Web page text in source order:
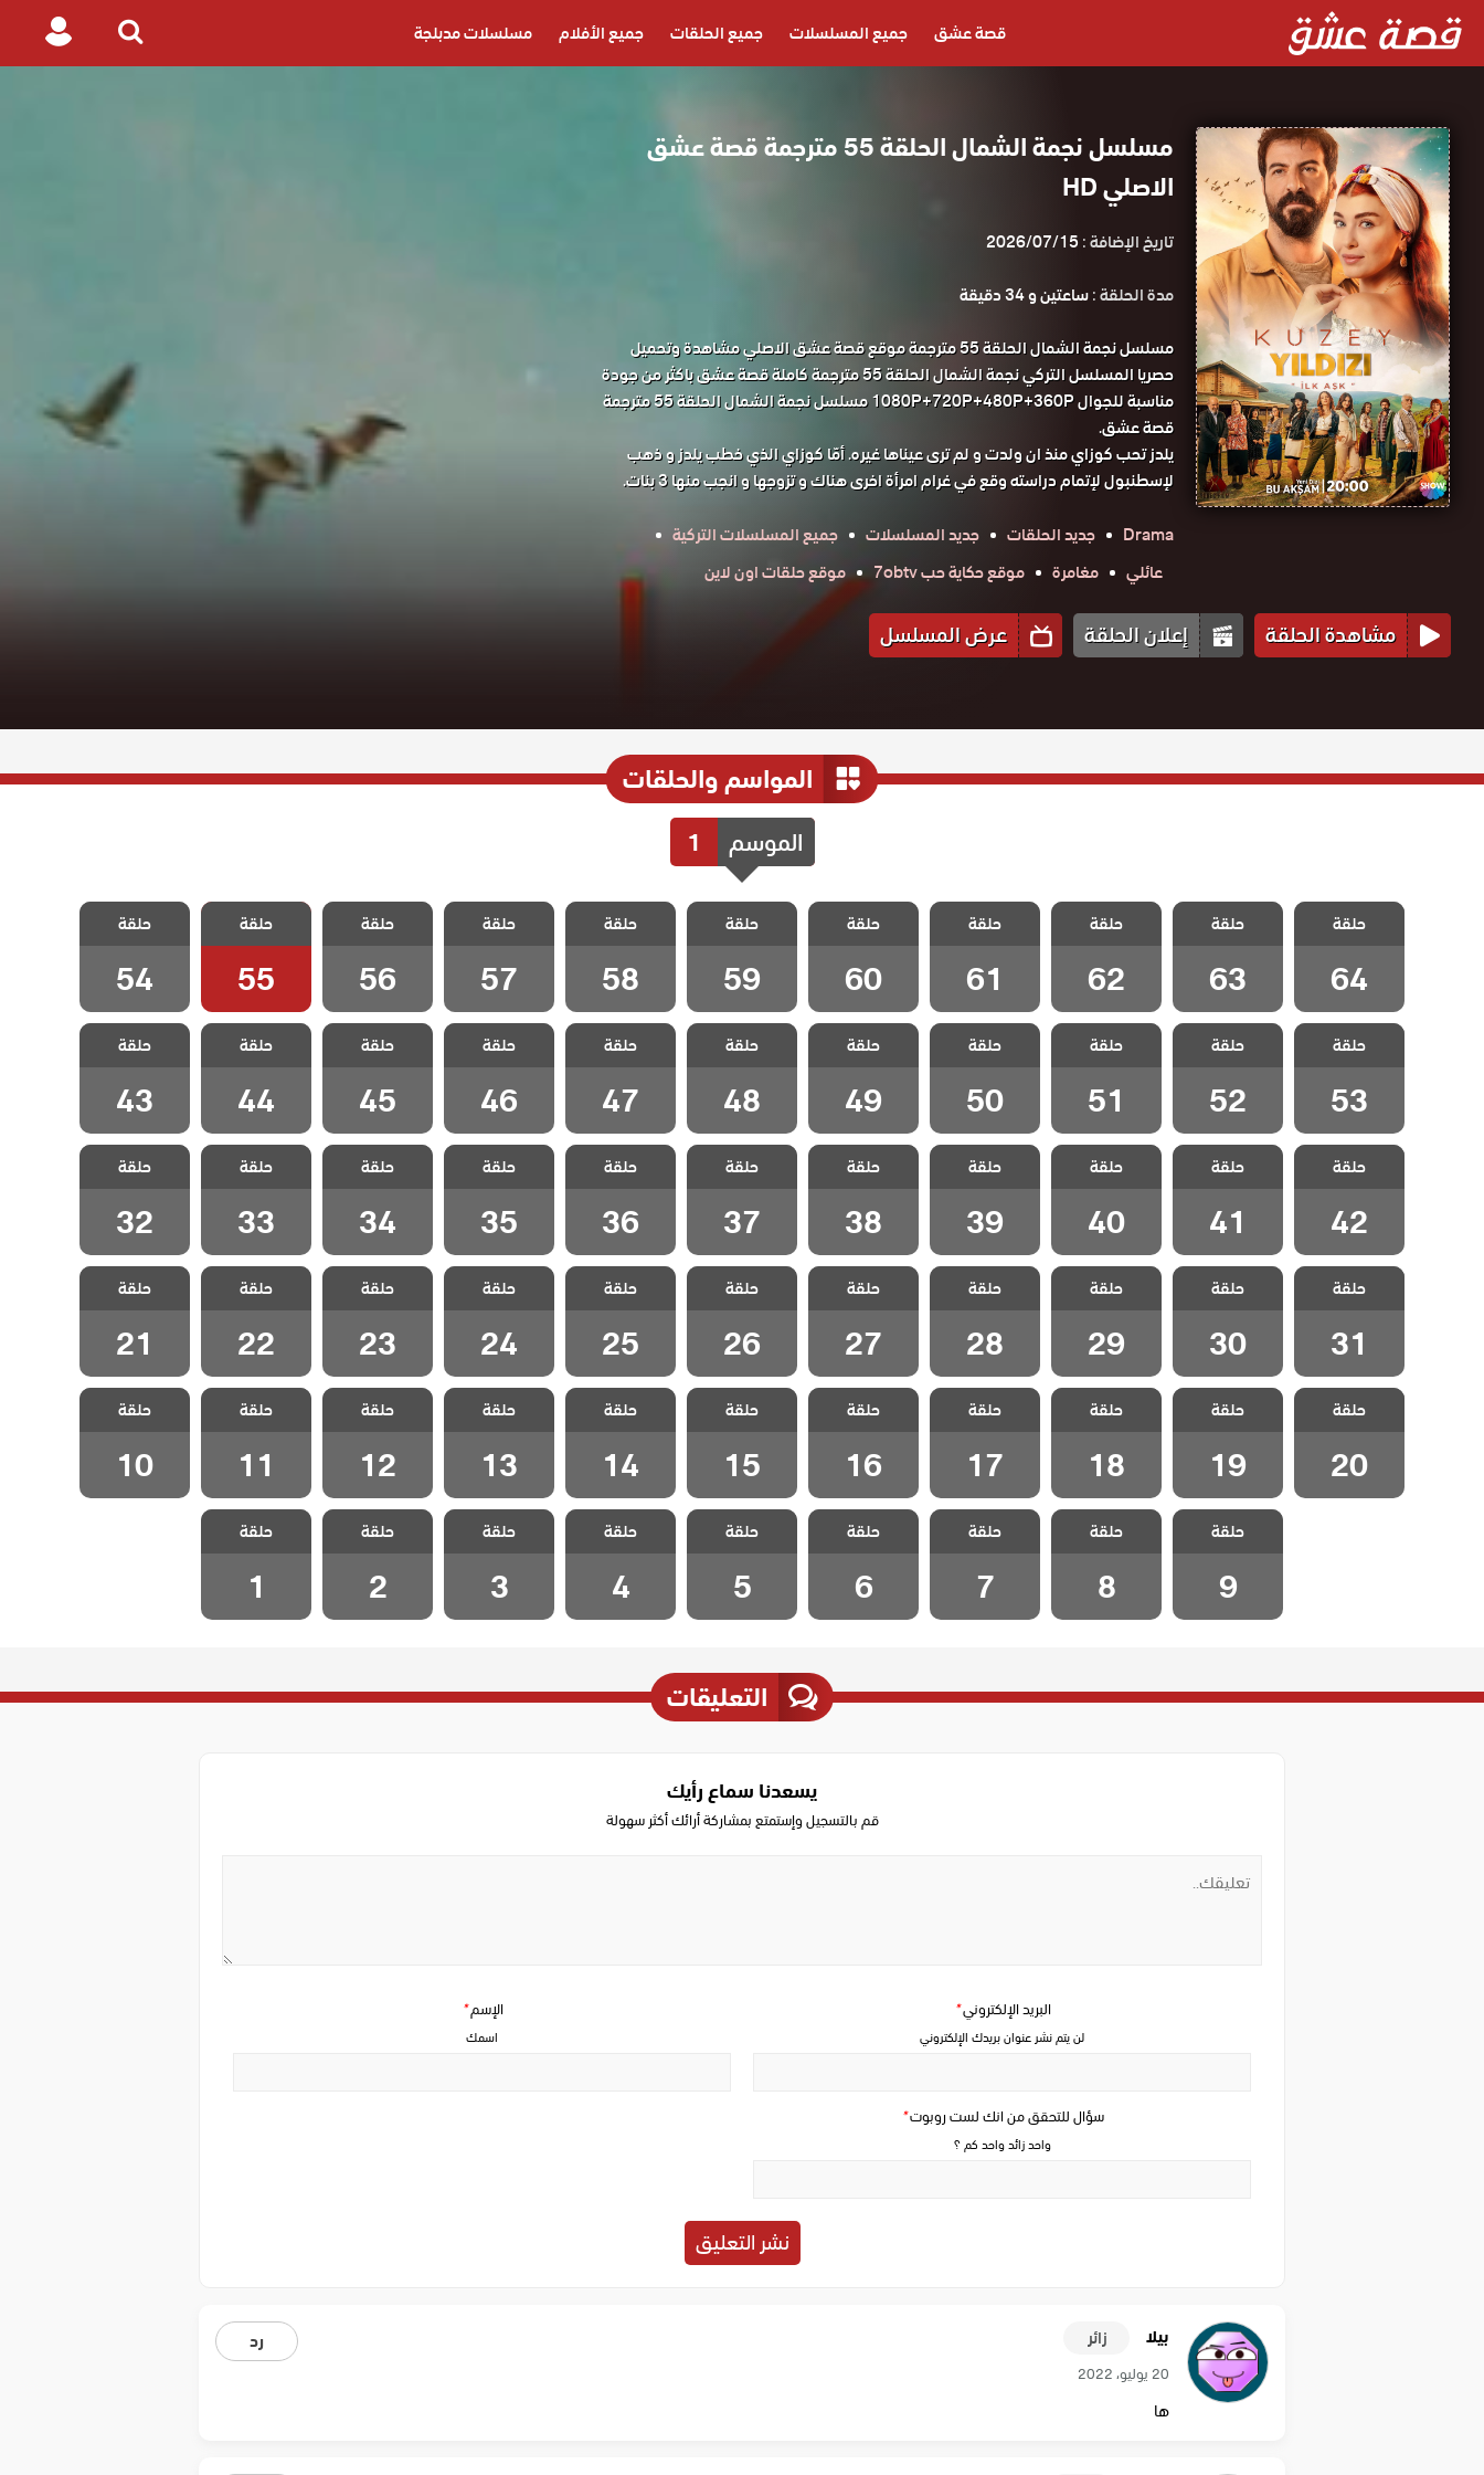
قصة عشق جميع المسلسلات جميع الحلقات جميع الأفلام مسلسلات مدبلجة
Search
Login
مسلسل نجمة الشمال الحلقة 55 مترجمة قصة عشق
الاصلي HD
تاريخ الإضافة :2026/07/15
مدة الحلقة :ساعتين و 34 دقيقة
مسلسل نجمة الشمال الحلقة 55 مترجمة موقع قصة عشق الاصلي مشاهدة وتحميل
حصريا المسلسل التركي نجمة الشمال الحلقة 55 مترجمة كاملة قصة عشق باكثر من جودة
مناسبة للجوال 1080P+720P+480P+360P مسلسل نجمة الشمال الحلقة 55 مترجمة
قصة عشق.
يلدز تحب كوزاي منذ ان ولدت و لم ترى عيناها غيره. أمّا كوزاي الذي خطب يلدز و ذهب
لإسطنبول لإتمام دراسته وقع في غرام امرأة اخرى هناك و تزوجها و انجب منها 3 بنات.
Drama
جديد الحلقات جديد المسلسلات
جميع المسلسلات التركية
عائلي
مغامرة موقع حكاية حب 7obtv موقع حلقات اون لاين
مشاهدة الحلقة إعلان الحلقة عرض المسلسل
المواسم والحلقات
الموسم 1
مسلسل نجمة
الشمال الحلقة
64 والاخيرة
حلقة
64
مسلسل نجمة
الشمال الحلقة
63
حلقة
63
مسلسل نجمة
الشمال الحلقة
62
حلقة
62
مسلسل نجمة
الشمال الحلقة
61
حلقة
61
مسلسل نجمة
الشمال الحلقة
60
حلقة
60
مسلسل نجمة
الشمال الحلقة
59
حلقة
59
مسلسل نجمة
الشمال الحلقة
58
حلقة
58
مسلسل نجمة
الشمال الحلقة
57
حلقة
57
مسلسل نجمة
الشمال الحلقة
56
حلقة
56
مسلسل نجمة
الشمال الحلقة
55
حلقة
55
مسلسل نجمة
الشمال الحلقة
54
حلقة
54
مسلسل نجمة
الشمال الحلقة
53
حلقة
53
مسلسل نجمة
الشمال الحلقة
52
حلقة
52
مسلسل نجمة
الشمال الحلقة
51
حلقة
51
مسلسل نجمة
الشمال الحلقة
50
حلقة
50
مسلسل نجمة
الشمال الحلقة
49
حلقة
49
مسلسل نجمة
الشمال الحلقة
48
حلقة
48
مسلسل نجمة
الشمال الحلقة
47
حلقة
47
مسلسل نجمة
الشمال الحلقة
46
حلقة
46
مسلسل نجمة
الشمال الحلقة
45
حلقة
45
مسلسل نجمة
الشمال الحلقة
44
حلقة
44
مسلسل نجمة
الشمال الحلقة
43
حلقة
43
مسلسل نجمة
الشمال الحلقة
42
حلقة
42
مسلسل نجمة
الشمال الحلقة
41
حلقة
41
مسلسل نجمة
الشمال الحلقة
40
حلقة
40
مسلسل نجمة
الشمال الحلقة
39
حلقة
39
مسلسل نجمة
الشمال الحلقة
38
حلقة
38
مسلسل نجمة
الشمال الحلقة
37
حلقة
37
مسلسل نجمة
الشمال الحلقة
36
حلقة
36
مسلسل نجمة
الشمال الحلقة
35
حلقة
35
مسلسل نجمة
الشمال الحلقة
34
حلقة
34
مسلسل نجمة
الشمال الحلقة
33
حلقة
33
مسلسل نجمة
الشمال الحلقة
32
حلقة
32
مسلسل نجمة
الشمال الحلقة
31
حلقة
31
مسلسل نجمة
الشمال الحلقة
30
حلقة
30
مسلسل نجمة
الشمال الحلقة
29
حلقة
29
مسلسل نجمة
الشمال الحلقة
28
حلقة
28
مسلسل نجمة
الشمال الحلقة
27
حلقة
27
مسلسل نجمة
الشمال الحلقة
26
حلقة
26
مسلسل نجمة
الشمال الحلقة
25
حلقة
25
مسلسل نجمة
الشمال الحلقة
24
حلقة
24
مسلسل نجمة
الشمال الحلقة
23
حلقة
23
مسلسل نجمة
الشمال الحلقة
22
حلقة
22
مسلسل نجمة
الشمال الحلقة
21
حلقة
21
مسلسل نجمة
الشمال الحلقة
20
حلقة
20
مسلسل نجمة
الشمال الحلقة
19
حلقة
19
مسلسل نجمة
الشمال الحلقة
18
حلقة
18
مسلسل نجمة
الشمال الحلقة
17
حلقة
17
مسلسل نجمة
الشمال الحلقة
16
حلقة
16
مسلسل نجمة
الشمال الحلقة
15
حلقة
15
مسلسل نجمة
الشمال الحلقة
14
حلقة
14
مسلسل نجمة
الشمال الحلقة
13
حلقة
13
مسلسل نجمة
الشمال الحلقة
12
حلقة
12
مسلسل نجمة
الشمال الحلقة
11
حلقة
11
مسلسل نجمة
الشمال الحلقة
10
حلقة
10
مسلسل نجمة
الشمال الحلقة 9
حلقة
9
مسلسل نجمة
الشمال الحلقة 8
حلقة
8
مسلسل نجمة
الشمال الحلقة 7
حلقة
7
مسلسل نجمة
الشمال الحلقة 6
حلقة
6
مسلسل نجمة
الشمال الحلقة 5
حلقة
5
مسلسل نجمة
الشمال الحلقة 4
حلقة
4
مسلسل نجمة
الشمال الحلقة 3
حلقة
3
مسلسل نجمة
الشمال الحلقة 2
حلقة
2
مسلسل نجمة
الشمال الحلقة 1
حلقة
1
التعليقات
يسعدنا سماع رأيك
قم بالتسجيل وإستمتع بمشاركة أرائك أكثر سهولة
سؤال للتحقق من انك لست روبوت*
واحد زائد واحد كم ؟
الإسم*
اسمك
البريد الإلكتروني*
لن يتم نشر عنوان بريدك الإلكتروني
بيلا زائر رد
20 يوليو، 2022
ها